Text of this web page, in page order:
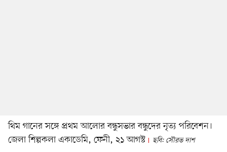
থিম গানের সঙ্গে প্রথম আলোর বন্ধুসভার বন্ধুদের নৃত্য পরিবেশন।
জেলা শিল্পকলা একাডেমি, ফেনী, ২১ আগস্ট
ছবি: সৌরভ দাশ